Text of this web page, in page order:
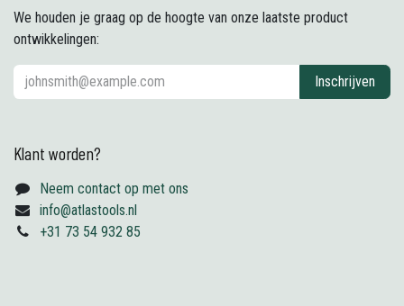
We houden je graag op de hoogte van onze laatste product
ontwikkelingen:
Inschrijven
Klant worden?
Neem contact op met ons
info@atlastools.nl
+31 73 54 932 85